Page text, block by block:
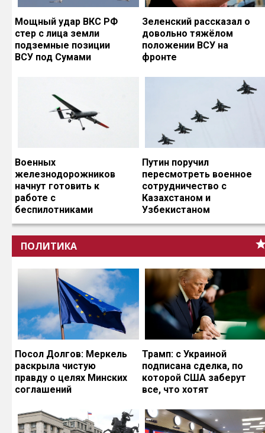
Мощный удар ВКС РФ
стер с лица земли
подземные позиции
ВСУ под Сумами
Зеленский рассказал о
довольно тяжёлом
положении ВСУ на
фронте
Военных
железнодорожников
начнут готовить к
работе с
беспилотниками
Путин поручил
пересмотреть военное
сотрудничество с
Казахстаном и
Узбекистаном
ПОЛИТИКА
Посол Долгов: Меркель
раскрыла чистую
правду о целях Минских
соглашений
Трамп: с Украиной
подписана сделка, по
которой США заберут
все, что хотят